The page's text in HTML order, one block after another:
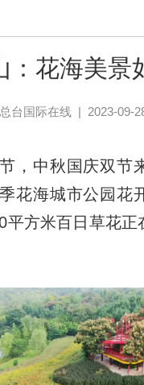
：花海美景
台国际在线| 2023-09-
中秋国庆双节
花海城市公园花
平方米百日草花正